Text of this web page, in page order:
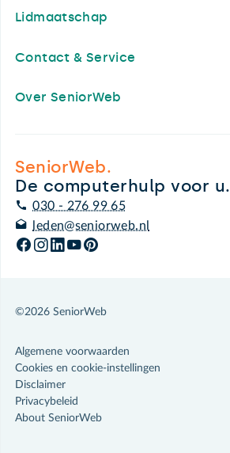
Lidmaatschap
Contact & Service
Over SeniorWeb
SeniorWeb.
De computerhulp voor u.
030 - 276 99 65
leden@seniorweb.nl
©2026 SeniorWeb
Algemene voorwaarden
Cookies en cookie-instellingen
Disclaimer
Privacybeleid
About SeniorWeb